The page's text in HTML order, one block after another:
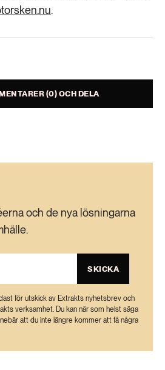
.
(0) OCH DELA
och de nya lösningarna
SKICKA
för utskick av Extrakts nyhetsbrev och
verksamhet. Du kan när som helst säga
att du inte längre kommer att få några